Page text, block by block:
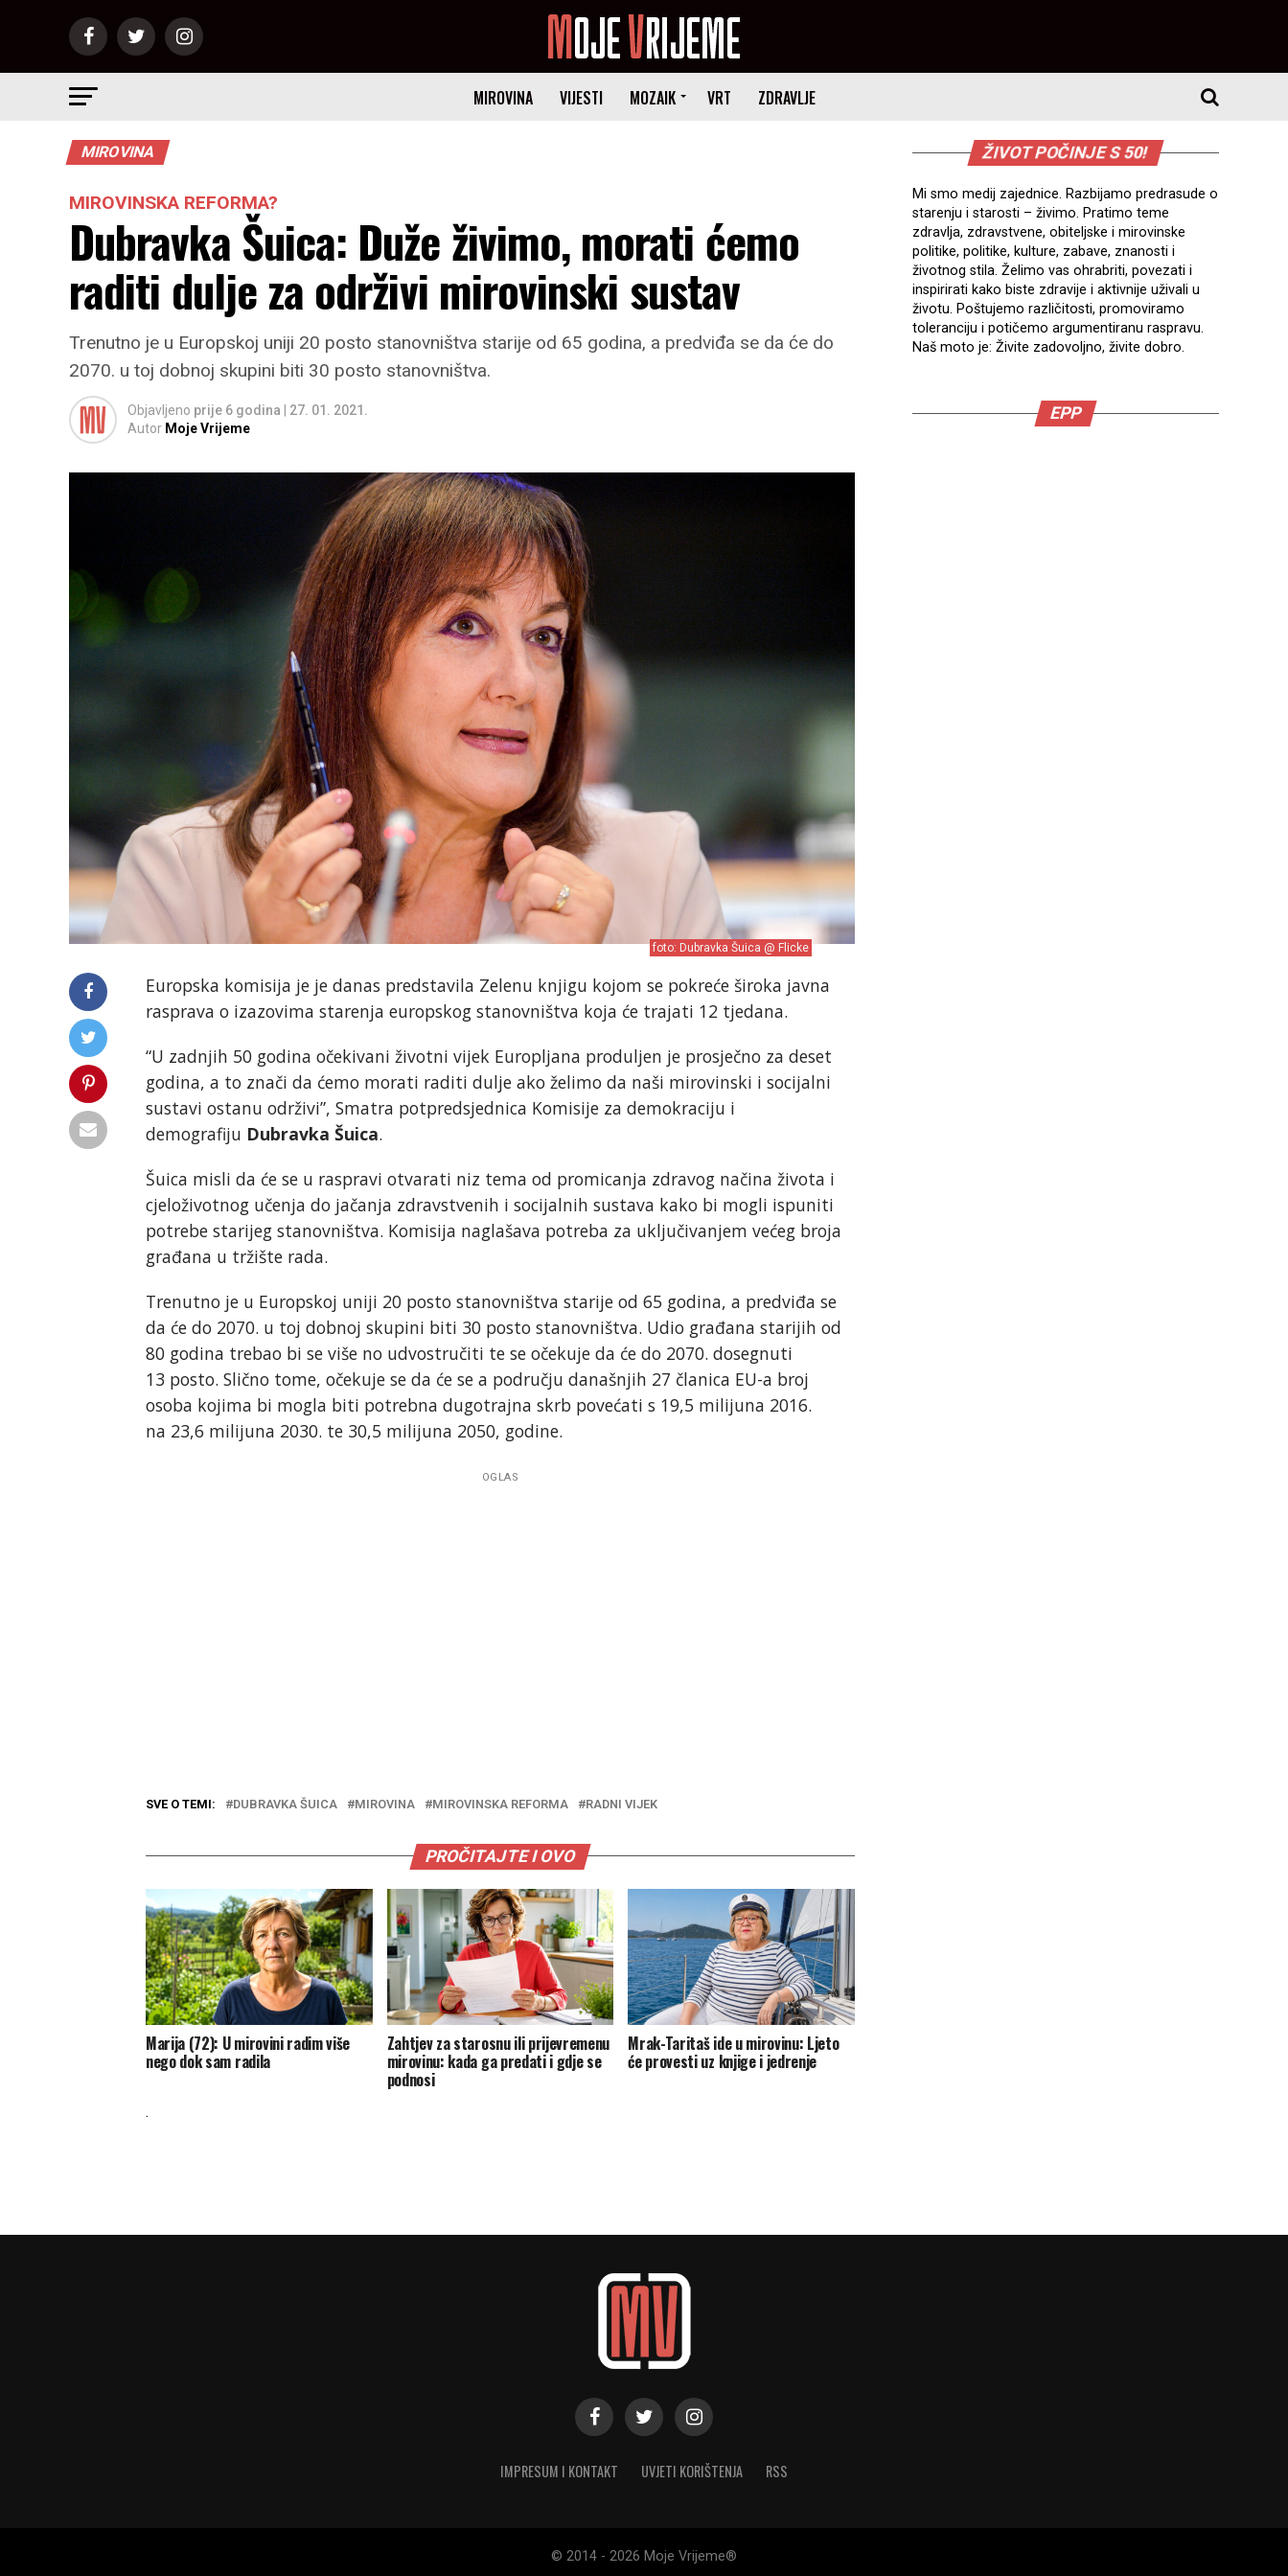
MIROVINA VIJESTI MOZAIK VRT ZDRAVLJE
MIROVINA
MIROVINSKA REFORMA?
Dubravka Šuica: Duže živimo, morati ćemo
raditi dulje za održivi mirovinski sustav
Trenutno je u Europskoj uniji 20 posto stanovništva starije od 65 godina, a predviđa se da će do
2070. u toj dobnoj skupini biti 30 posto stanovništva.
Objavljeno prije 6 godina
27. 01. 2021.
Autor Moje Vrijeme
foto: Dubravka Šuica @ Flicke
Europska komisija je je danas predstavila Zelenu knjigu kojom se pokreće široka javna
rasprava o izazovima starenja europskog stanovništva koja će trajati 12 tjedana.
“U zadnjih 50 godina očekivani životni vijek Europljana produljen je prosječno za deset
godina, a to znači da ćemo morati raditi dulje ako želimo da naši mirovinski i socijalni
sustavi ostanu održivi”, Smatra potpredsjednica Komisije za demokraciju i
demografiju Dubravka Šuica.
Šuica misli da će se u raspravi otvarati niz tema od promicanja zdravog načina života i
cjeloživotnog učenja do jačanja zdravstvenih i socijalnih sustava kako bi mogli ispuniti
potrebe starijeg stanovništva. Komisija naglašava potreba za uključivanjem većeg broja
građana u tržište rada.
Trenutno je u Europskoj uniji 20 posto stanovništva starije od 65 godina, a predviđa se
da će do 2070. u toj dobnoj skupini biti 30 posto stanovništva. Udio građana starijih od
80 godina trebao bi se više no udvostručiti te se očekuje da će do 2070. dosegnuti
13 posto. Slično tome, očekuje se da će se a području današnjih 27 članica EU-a broj
osoba kojima bi mogla biti potrebna dugotrajna skrb povećati s 19,5 milijuna 2016.
na 23,6 milijuna 2030. te 30,5 milijuna 2050, godine.
OGLAS
SVE O TEMI: DUBRAVKA ŠUICA MIROVINA MIROVINSKA REFORMA RADNI VIJEK
PROČITAJTE I OVO
Marija (72): U mirovini radim više
nego dok sam radila
Zahtjev za starosnu ili prijevremenu
mirovinu: kada ga predati i gdje se
podnosi
Mrak-Taritaš ide u mirovinu: Ljeto
će provesti uz knjige i jedrenje
.
ŽIVOT POČINJE S 50!
Mi smo medij zajednice. Razbijamo predrasude o
starenju i starosti – živimo. Pratimo teme
zdravlja, zdravstvene, obiteljske i mirovinske
politike, politike, kulture, zabave, znanosti i
životnog stila. Želimo vas ohrabriti, povezati i
inspirirati kako biste zdravije i aktivnije uživali u
životu. Poštujemo različitosti, promoviramo
toleranciju i potičemo argumentiranu raspravu.
Naš moto je: Živite zadovoljno, živite dobro.
EPP
IMPRESUM I KONTAKT UVJETI KORIŠTENJA RSS
© 2014 - 2026 Moje Vrijeme®